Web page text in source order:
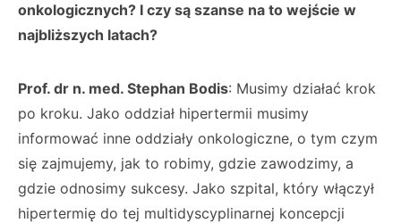
onkologicznych? I czy są szanse na to wejście w
najbliższych latach?
Prof. dr n. med. Stephan Bodis: Musimy działać krok
po kroku. Jako oddział hipertermii musimy
informować inne oddziały onkologiczne, o tym czym
się zajmujemy, jak to robimy, gdzie zawodzimy, a
gdzie odnosimy sukcesy. Jako szpital, który włączył
hipertermię do tej multidyscyplinarnej koncepcji